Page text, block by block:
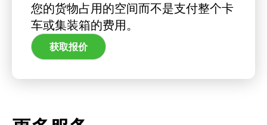
您的货物占用的空间而不是支付整个卡
车或集装箱的费用。
获取报价